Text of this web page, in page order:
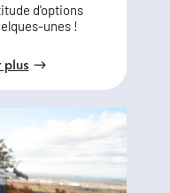
d'options
unes !
plus